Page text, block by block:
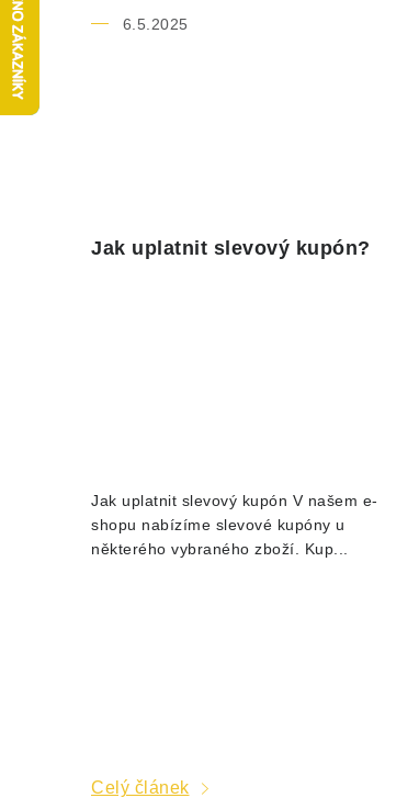
ý
l
Jak uplatnit slevový kupón?
6.5.2025
Jak uplatnit slevový kupón V našem e-
shopu nabízíme slevové kupóny u
některého vybraného zboží. Kup...
Celý článek